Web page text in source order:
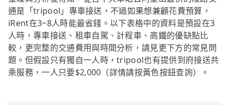
通是「tripool」專車接送，不過如果想兼顧花費預算，
iRent在3~8人時能最省錢。以下表格中的資料是預設在3
人時，專車接送、租車自駕、計程車、高鐵的優缺點比
較，更完整的交通費用與時間分析，請見更下方的常見問
題。但假設只有獨自一人時，tripool也有提供到府接送共
乘服務，一人只要$2,000（詳情請按黃色按鈕查詢）。